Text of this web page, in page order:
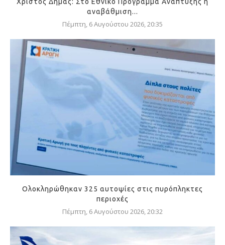
αναβάθμιση...
Πέμπτη, 6 Αυγούστου 2026, 20:35
Ολοκληρώθηκαν 325 αυτοψίες στις πυρόπληκτες
περιοχές
Πέμπτη, 6 Αυγούστου 2026, 20:32